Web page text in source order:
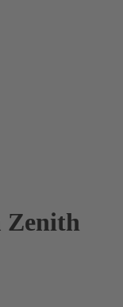
Zenith